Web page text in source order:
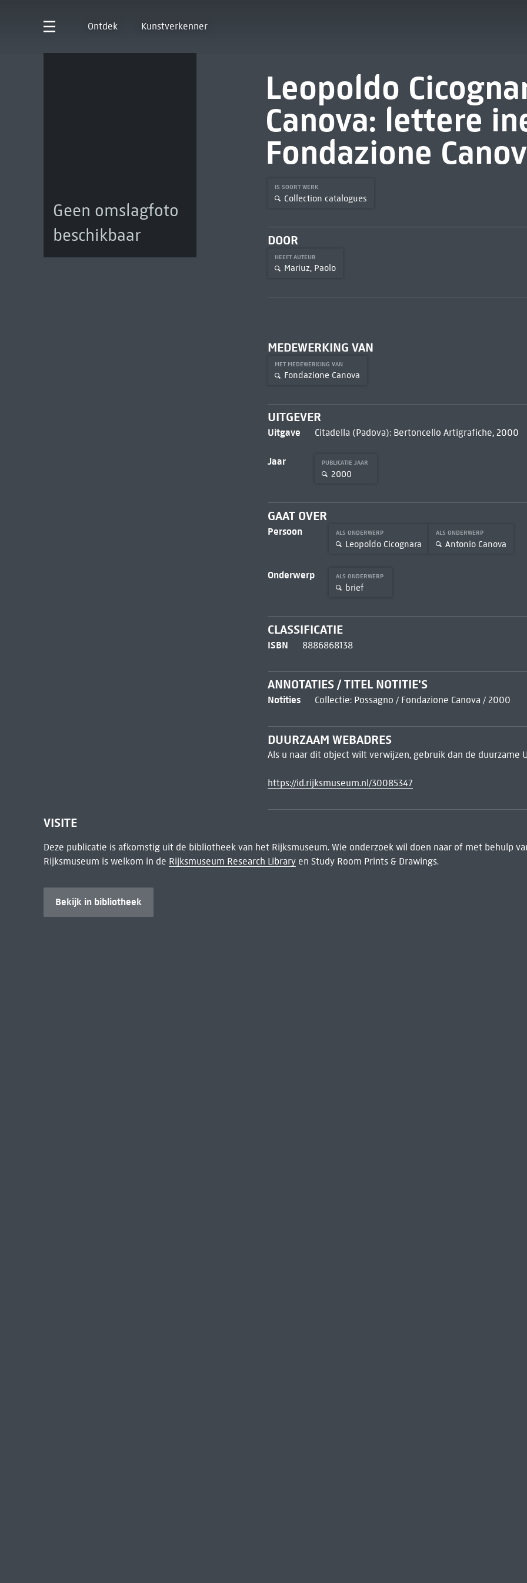
Ontdek Kunstverkenner
Geen omslagfoto
beschikbaar
Leopoldo
Canova: lettere
Fondazione
IS SOORT WERK
Collection catalogues
DOOR
HEEFT AUTEUR
Mariuz, Paolo
MEDEWERKING VAN
MET MEDEWERKING VAN
Fondazione Canova
UITGEVER
Uitgave Citadella (Padova): Bertoncello Artigrafiche, 2000
Jaar PUBLICATIE JAAR
2000
GAAT OVER
Persoon ALS ONDERWERP
Leopoldo Cicognara
ALS ONDERWERP
Antonio Canova
Onderwerp ALS ONDERWERP
brief
CLASSIFICATIE
ISBN 8886868138
ANNOTATIES / TITEL NOTITIE'S
Notities Collectie: Possagno / Fondazione Canova / 2000
DUURZAAM WEBADRES
Als u naar dit object wilt verwijzen, gebruik dan de duurzame
https://id.rijksmuseum.nl/30085347
VISITE
Deze publicatie is afkomstig uit de bibliotheek van het Rijksmuseum. Wie onderzoek wil doen naar of met behulp
Rijksmuseum is welkom in de Rijksmuseum Research Libraryen Study Room Prints & Drawings.
Bekijk in bibliotheek